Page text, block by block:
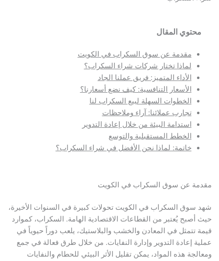
محتوي المقال
مقدمة عن سوق السكراب في الكويت
لماذا تختار شركات شراء السكراب؟
الأداء المتميز: فريق عملنا الجاد
الأسعار التنافسية: كيف نضع أسعارنا؟
الخطوات السهلة لبيع السكراب لنا
تجارب عملائنا: آراء وملاحظات
استدامة البيئة من خلال إعادة التدوير
الخطط المستقبلية والتوسع
خاتمة: لماذا نحن الأفضل في شراء السكراب؟
مقدمة عن سوق السكراب في الكويت
شهد سوق السكراب في الكويت تحولات كبيرة في السنوات الأخيرة،
حيث أصبح يُعتبر من القطاعات الاقتصادية الهامة. السكراب، كموارد
قيمة تتمثل في المعادن والخشب والبلاستيك، يلعب دوراً حيوياً في
عملية إعادة التدوير وإدارة النفايات. من خلال طرق فعالة في جمع
ومعالجة هذه المواد، يمكن تقليل الأثر البيئي للحطام والنفايات